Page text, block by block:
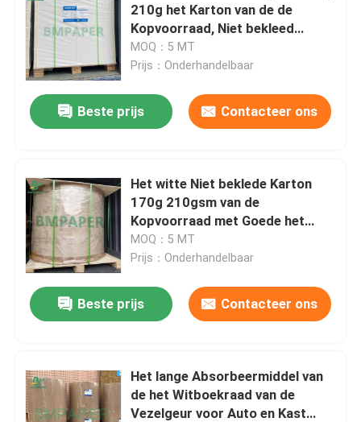
210g het Karton van de de
Kopvoorraad, Niet bekleed
Waterdicht Basisdocument
MOQ：5 MT
Prijs：Onderhandelbaar
Beste prijs Contacteer ons
Het witte Niet beklede Karton
170g 210gsm van de
Kopvoorraad met Goede het
Vouwen Duurzaamheid
MOQ：5 MT
Prijs：Onderhandelbaar
Beste prijs Contacteer ons
Het lange Absorbeermiddel van
de het Witboekraad van de
Vezelgeur voor Auto en Kast